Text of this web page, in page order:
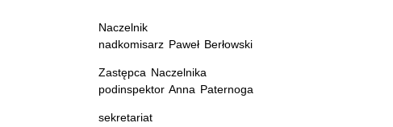
Naczelnik
nadkomisarz Paweł Berłowski
Zastępca Naczelnika
podinspektor Anna Paternoga
sekretariat